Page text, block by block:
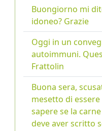
Buongiorno mi
idoneo? Grazie
Oggi in un
autoimmuni.
Frattolin
Buona sera,
mesetto di essere
sapere se la
deve aver scritto